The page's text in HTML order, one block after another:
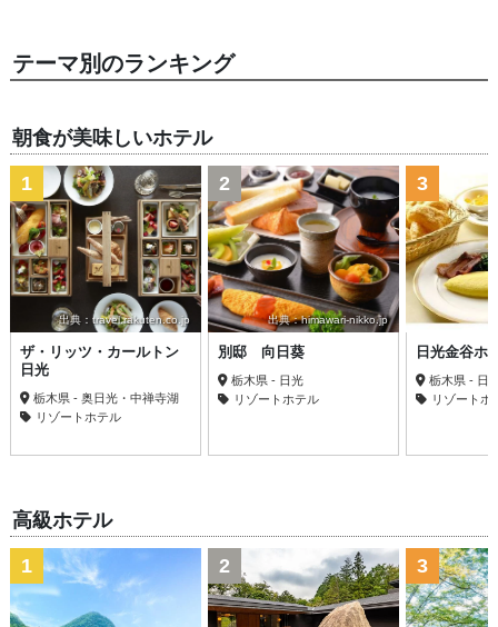
テーマ別のランキング
朝食が美味しいホテル
出典：travel.rakuten.co.jp
1
ザ・リッツ・カールトン
日光
栃木県 - 奥日光・中禅寺湖
リゾートホテル
出典：himawari-nikko.jp
2
別邸 向日葵
栃木県 - 日光
リゾートホテル
3
日光金谷ホ
栃木県 - 日
リゾートホ
高級ホテル
1 2 3